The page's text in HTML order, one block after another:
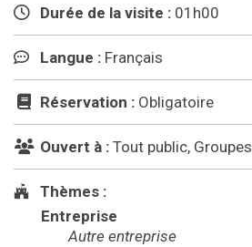
Durée de la visite : 01h00
Langue : Français
Réservation : Obligatoire
Ouvert à : Tout public, Groupes
Thèmes :
Entreprise
Autre entreprise